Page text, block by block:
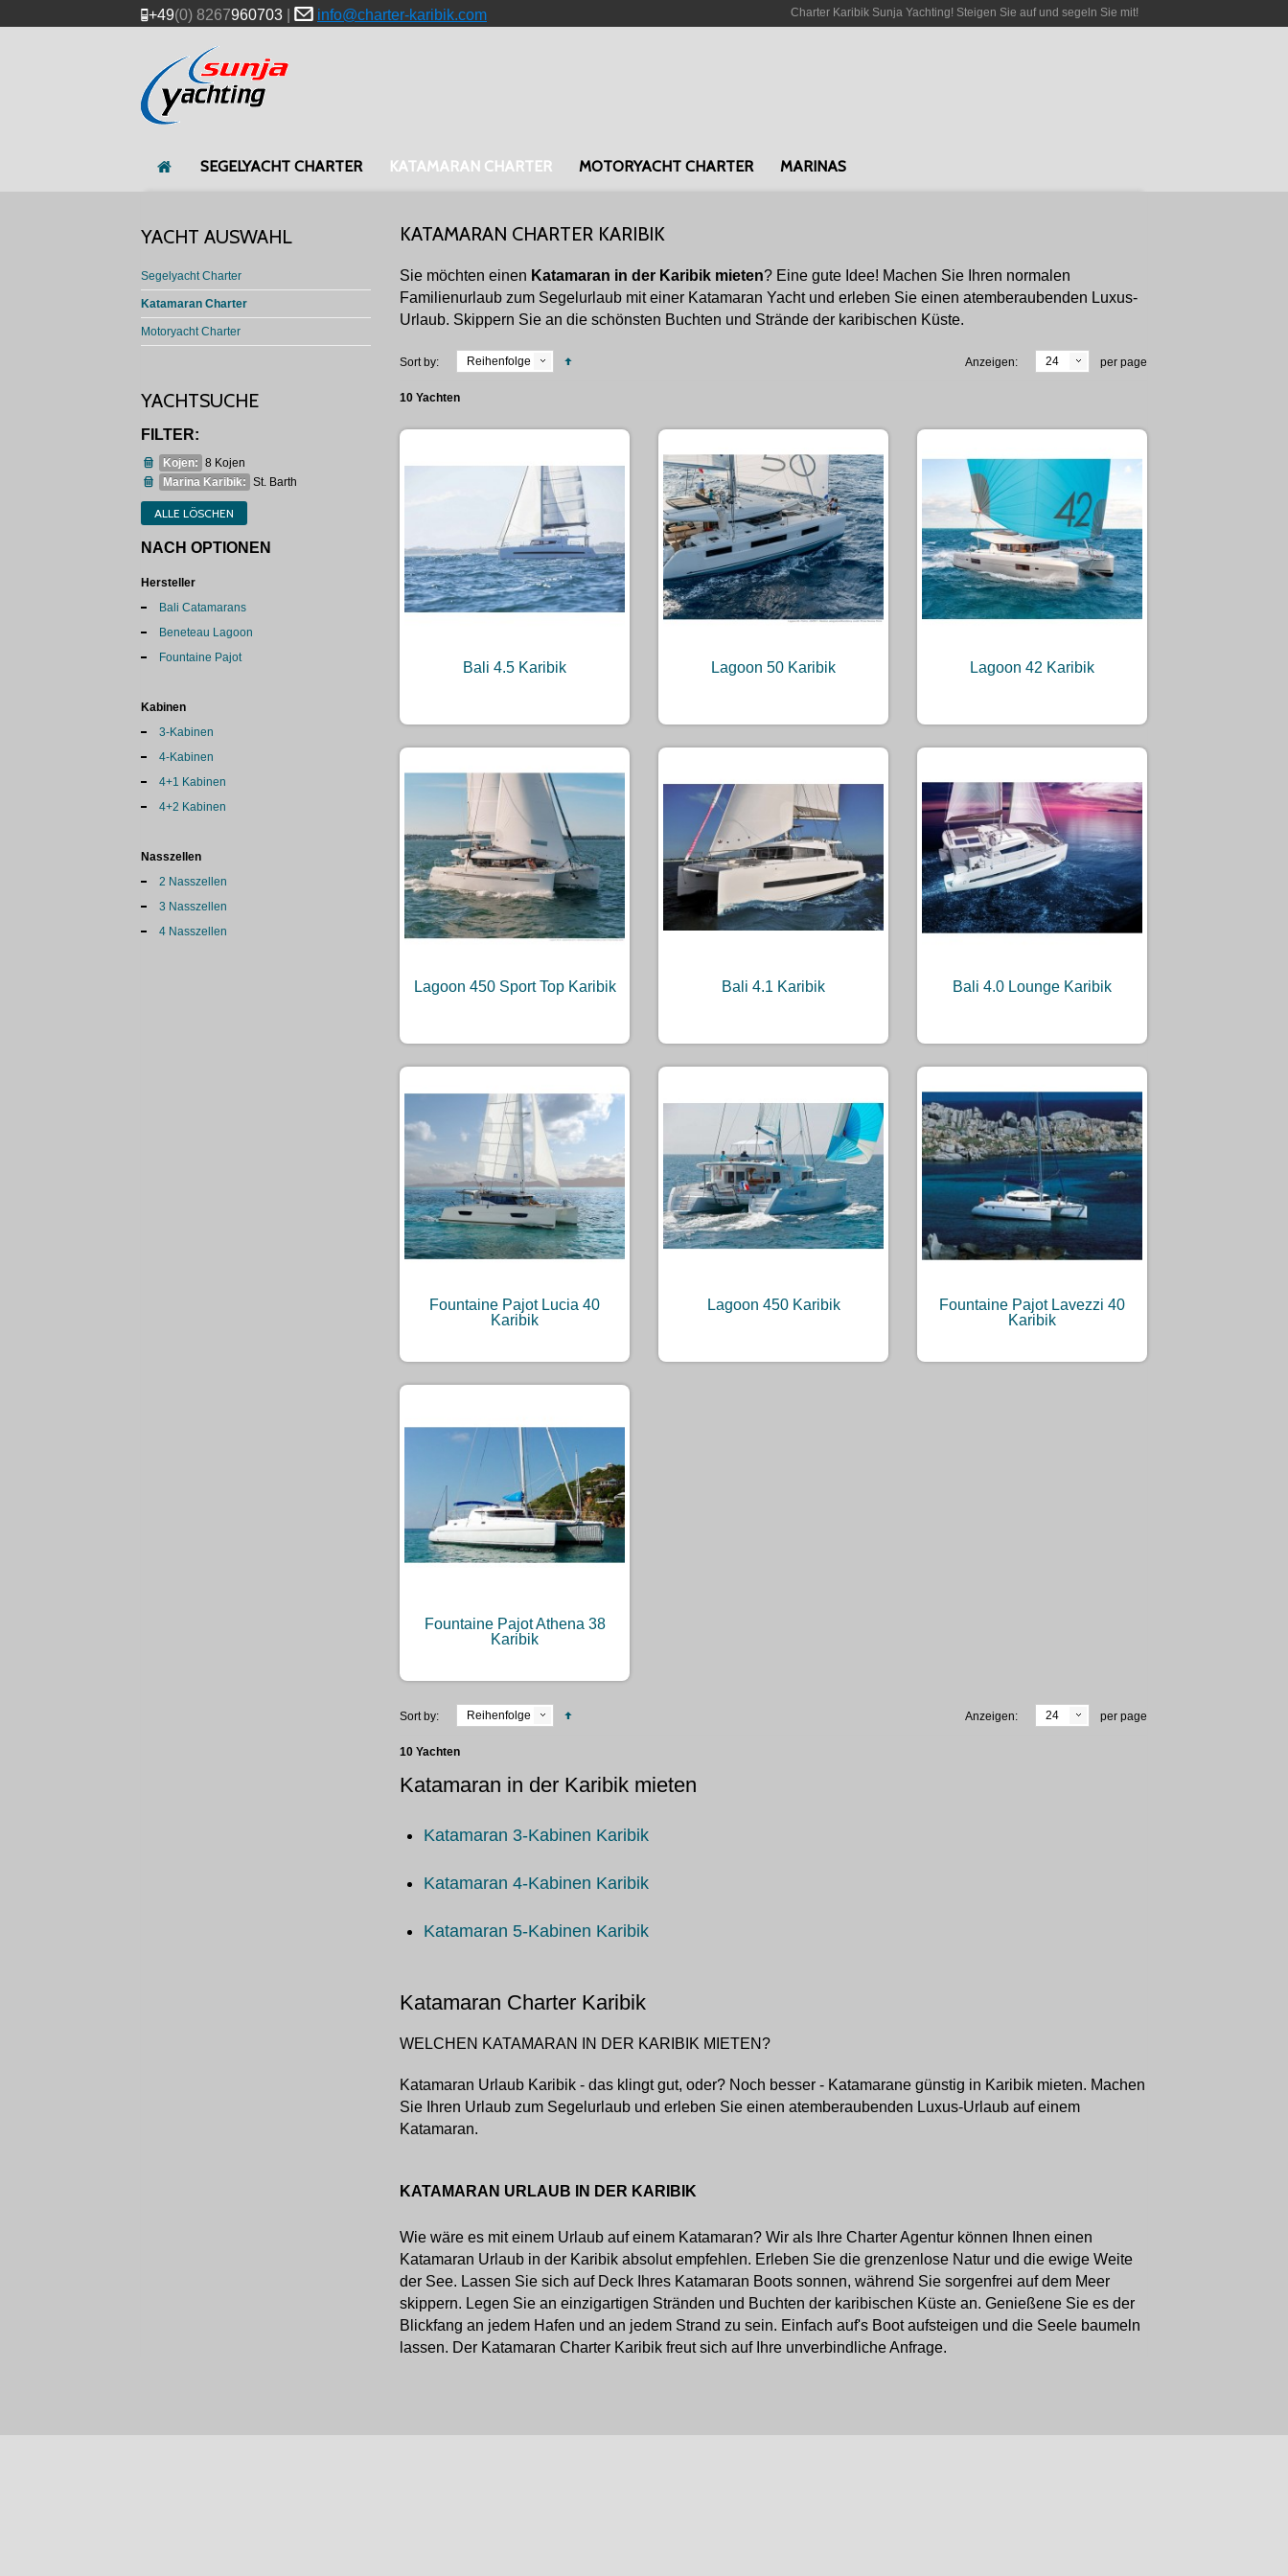
+49(0) 8267960703 info@charter-karibik.com Charter Karibik Sunja Yachting! Steigen Sie auf und segeln Sie mit!
SEGELYACHT CHARTER KATAMARAN CHARTER MOTORYACHT CHARTER MARINAS
KATAMARAN CHARTER KARIBIK
Sie möchten einen Katamaran in der Karibik mieten? Eine gute Idee! Machen Sie Ihren normalen
Familienurlaub zum Segelurlaub mit einer Katamaran Yacht und erleben Sie einen atemberaubenden Luxus-
Urlaub. Skippern Sie an die schönsten Buchten und Strände der karibischen Küste.
Sort by: Reihenfolge Anzeigen: 24 per page
10 Yachten
Bali 4.5 Karibik Lagoon 50 Karibik Lagoon 42 Karibik
Lagoon 450 Sport Top Karibik Bali 4.1 Karibik Bali 4.0 Lounge Karibik
Fountaine Pajot Lucia 40
Karibik
Lagoon 450 Karibik
Fountaine Pajot Lavezzi 40
Karibik
Fountaine Pajot Athena 38
Karibik
Sort by: Reihenfolge Anzeigen: 24 per page
10 Yachten
Katamaran in der Karibik mieten
Katamaran 3-Kabinen Karibik
Katamaran 4-Kabinen Karibik
Katamaran 5-Kabinen Karibik
Katamaran Charter Karibik
WELCHEN KATAMARAN IN DER KARIBIK MIETEN?
Katamaran Urlaub Karibik - das klingt gut, oder? Noch besser - Katamarane günstig in Karibik mieten. Machen
Sie Ihren Urlaub zum Segelurlaub und erleben Sie einen atemberaubenden Luxus-Urlaub auf einem
Katamaran.
KATAMARAN URLAUB IN DER KARIBIK
Wie wäre es mit einem Urlaub auf einem Katamaran? Wir als Ihre Charter Agentur können Ihnen einen
Katamaran Urlaub in der Karibik absolut empfehlen. Erleben Sie die grenzenlose Natur und die ewige Weite
der See. Lassen Sie sich auf Deck Ihres Katamaran Boots sonnen, während Sie sorgenfrei auf dem Meer
skippern. Legen Sie an einzigartigen Stränden und Buchten der karibischen Küste an. Genießene Sie es der
Blickfang an jedem Hafen und an jedem Strand zu sein. Einfach auf's Boot aufsteigen und die Seele baumeln
lassen. Der Katamaran Charter Karibik freut sich auf Ihre unverbindliche Anfrage.
YACHT AUSWAHL
Segelyacht Charter
Katamaran Charter
Motoryacht Charter
YACHTSUCHE
FILTER:
Kojen: 8 Kojen
Marina Karibik: St. Barth
ALLE LÖSCHEN
NACH OPTIONEN
Hersteller
Bali Catamarans
Beneteau Lagoon
Fountaine Pajot
Kabinen
3-Kabinen
4-Kabinen
4+1 Kabinen
4+2 Kabinen
Nasszellen
2 Nasszellen
3 Nasszellen
4 Nasszellen